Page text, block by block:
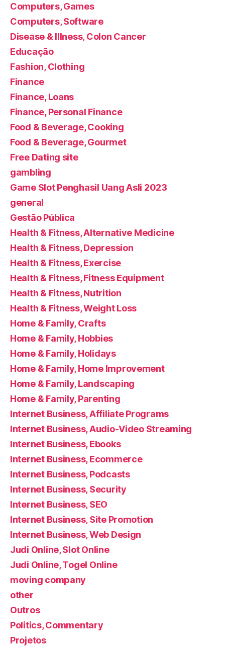
Computers, Games
Computers, Software
Disease & Illness, Colon Cancer
Educação
Fashion, Clothing
Finance
Finance, Loans
Finance, Personal Finance
Food & Beverage, Cooking
Food & Beverage, Gourmet
Free Dating site
gambling
Game Slot Penghasil Uang Asli 2023
general
Gestão Pública
Health & Fitness, Alternative Medicine
Health & Fitness, Depression
Health & Fitness, Exercise
Health & Fitness, Fitness Equipment
Health & Fitness, Nutrition
Health & Fitness, Weight Loss
Home & Family, Crafts
Home & Family, Hobbies
Home & Family, Holidays
Home & Family, Home Improvement
Home & Family, Landscaping
Home & Family, Parenting
Internet Business, Affiliate Programs
Internet Business, Audio-Video Streaming
Internet Business, Ebooks
Internet Business, Ecommerce
Internet Business, Podcasts
Internet Business, Security
Internet Business, SEO
Internet Business, Site Promotion
Internet Business, Web Design
Judi Online, Slot Online
Judi Online, Togel Online
moving company
other
Outros
Politics, Commentary
Projetos